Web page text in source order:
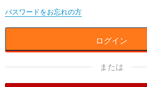
パスワードをお忘れの方
ログイン
または